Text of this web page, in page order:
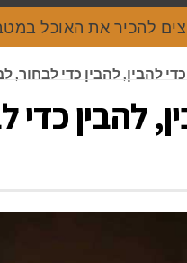
להכיר את האוכל במטבח
להבין, להבין כדי לבחור,
להבין כדי